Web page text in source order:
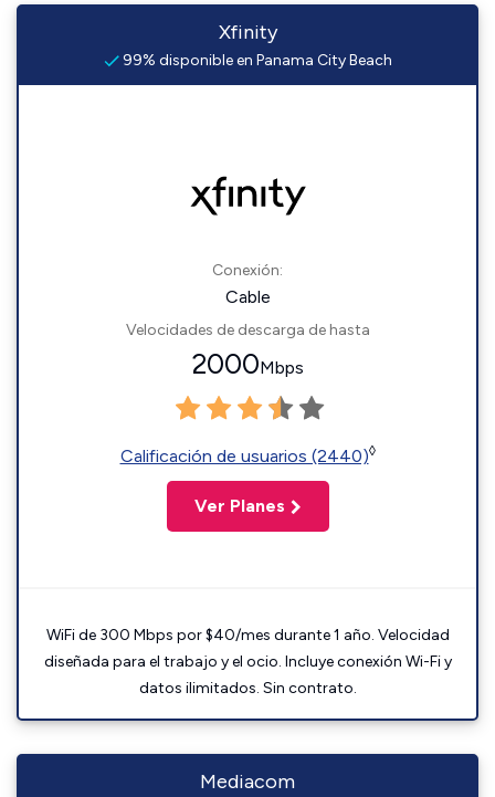
Xfinity
99% disponible en Panama City Beach
Conexión:
Cable
Velocidades de descarga de hasta
2000Mbps
Calificación de usuarios (2440)◊
Ver Planes
WiFi de 300 Mbps por $40/mes durante 1 año. Velocidad
diseñada para el trabajo y el ocio. Incluye conexión Wi-Fi y
datos ilimitados. Sin contrato.
Mediacom